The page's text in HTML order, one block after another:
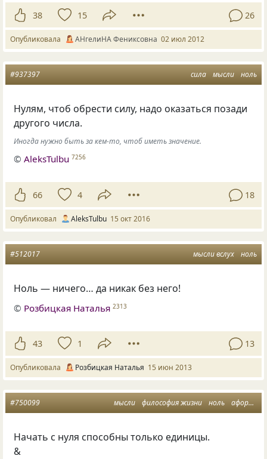
38 15 26
Опубликовала АНгелиНА Фениксовна 02 июл 2012
сила мысли ноль
#937397
Нулям, чтоб обрести силу, надо оказаться позади
другого числа.
Иногда нужно быть за кем-то, чтоб иметь значение.
©AleksTulbu 7256
66 4 18
Опубликовал AleksTulbu 15 окт 2016
мысли вслух ноль
#512017
Ноль — ничего… да никак без него!
© Розбицкая Наталья 2313
43 1 13
Опубликовала Розбицкая Наталья 15 июн 2013
мысли философия жизни ноль афоризмусы
#750099
Начать с нуля способны только единицы.
&